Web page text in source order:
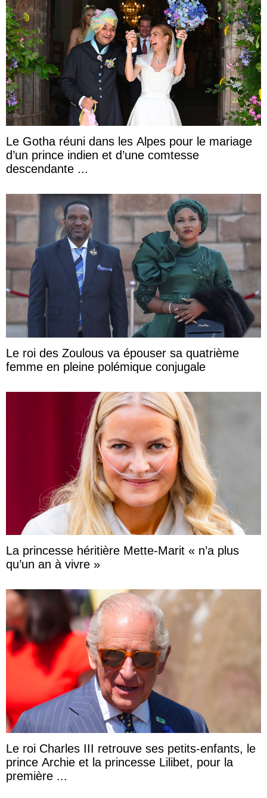
Le Gotha réuni dans les Alpes pour le mariage
d’un prince indien et d’une comtesse
descendante ...
Le roi des Zoulous va épouser sa quatrième
femme en pleine polémique conjugale
La princesse héritière Mette-Marit « n’a plus
qu’un an à vivre »
Le roi Charles III retrouve ses petits-enfants, le
prince Archie et la princesse Lilibet, pour la
première ...